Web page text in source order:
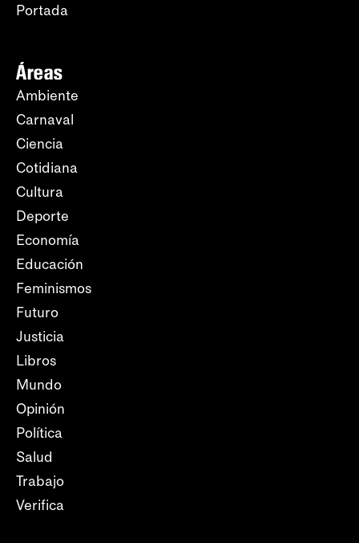
Portada
Áreas
Ambiente
Carnaval
Ciencia
Cotidiana
Cultura
Deporte
Economía
Educación
Feminismos
Futuro
Justicia
Libros
Mundo
Opinión
Política
Salud
Trabajo
Verifica